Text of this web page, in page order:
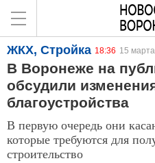
ЖКХ, Стройка 18:36 15
В Воронеже на
обсудили
благоустройства
В первую очередь они
которые требуются для
строительство